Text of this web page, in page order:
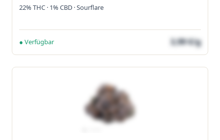
22% THC · 1% CBD · Sourflare
● Verfügbar 3,99 €/g